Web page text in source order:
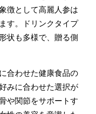
徴として高麗人参は
す。ドリンクタイプ
状も多様で、贈る側
合わせた健康食品の
みに合わせた選択が
や関節をサポートす